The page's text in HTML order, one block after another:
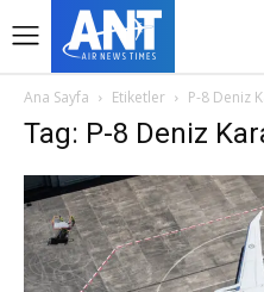
Ana Sayfa Etiketler P-8 Deniz
Tag: P-8 Deniz